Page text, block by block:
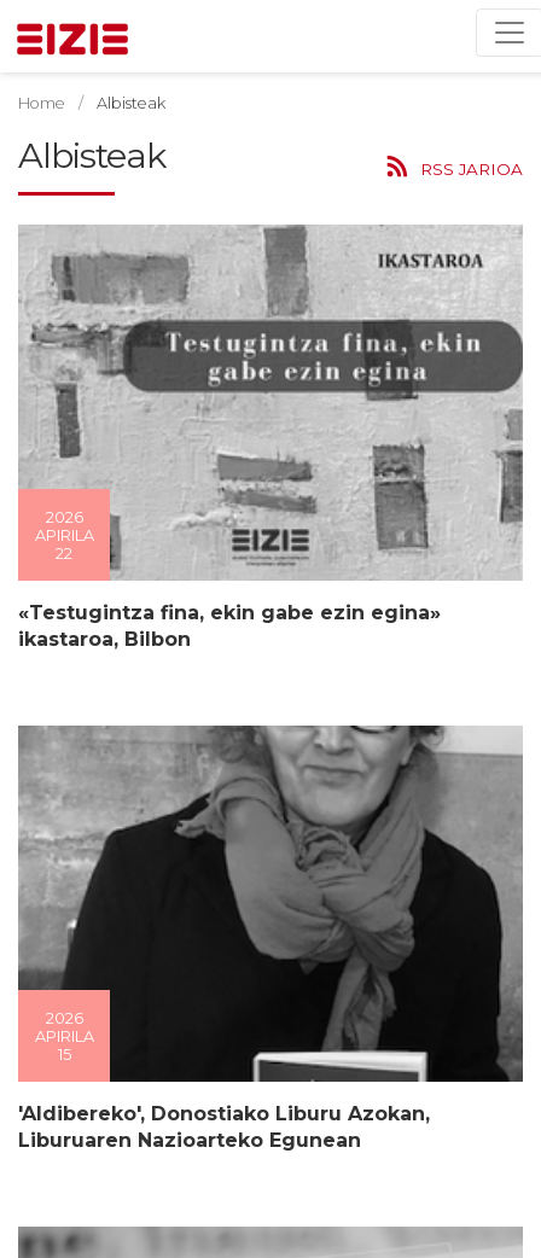
Home Albisteak
Albisteak RSS JARIOA
2026
APIRILA
22
«Testugintza fina, ekin gabe ezin egina»
ikastaroa, Bilbon
2026
APIRILA
15
'Aldibereko', Donostiako Liburu Azokan,
Liburuaren Nazioarteko Egunean